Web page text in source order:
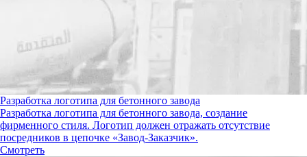
Разработка логотипа для бетонного завода
Разработка логотипа для бетонного завода, создание
фирменного стиля. Логотип должен отражать отсутствие
посредников в цепочке «Завод-Заказчик».
Смотреть